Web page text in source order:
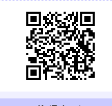
・日）に開催されます。
ものためのお金の学習』
学校・教員と専門家の連携』
く重度重複障害児教育』